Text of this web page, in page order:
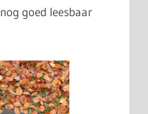
goed leesbaar